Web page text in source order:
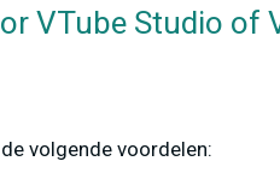
VTube Studio of
volgende voordelen: